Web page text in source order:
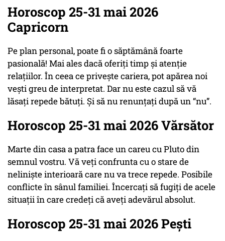
Horoscop 25-31 mai 2026
Capricorn
Pe plan personal, poate fi o săptămână foarte
pasională! Mai ales dacă oferiți timp și atenție
relațiilor. În ceea ce privește cariera, pot apărea noi
vești greu de interpretat. Dar nu este cazul să vă
lăsați repede bătuți. Și să nu renunțați după un “nu”.
Horoscop 25-31 mai 2026 Vărsător
Marte din casa a patra face un careu cu Pluto din
semnul vostru. Vă veți confrunta cu o stare de
neliniște interioară care nu va trece repede. Posibile
conflicte în sânul familiei. Încercați să fugiți de acele
situații în care credeți că aveți adevărul absolut.
Horoscop 25-31 mai 2026 Pești